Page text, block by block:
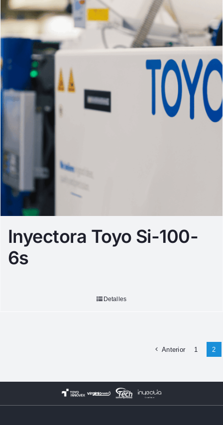
Inyectora Toyo Si-100-
6s
Detalles
Anterior 1 2